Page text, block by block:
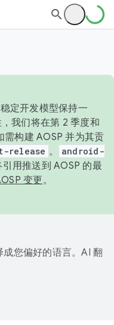
定开发模型保持一
我们将在第 2 季度和
需构建 AOSP 并为其贡
release 。
android-
用推送到 AOSP 的最
变更。
您偏好的语言。AI 翻